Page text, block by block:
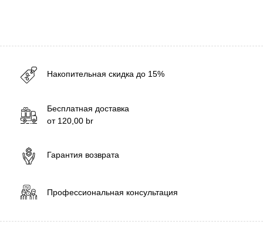
Накопительная скидка до 15%
Бесплатная доставка
от 120,00 br
Гарантия возврата
Профессиональная консультация